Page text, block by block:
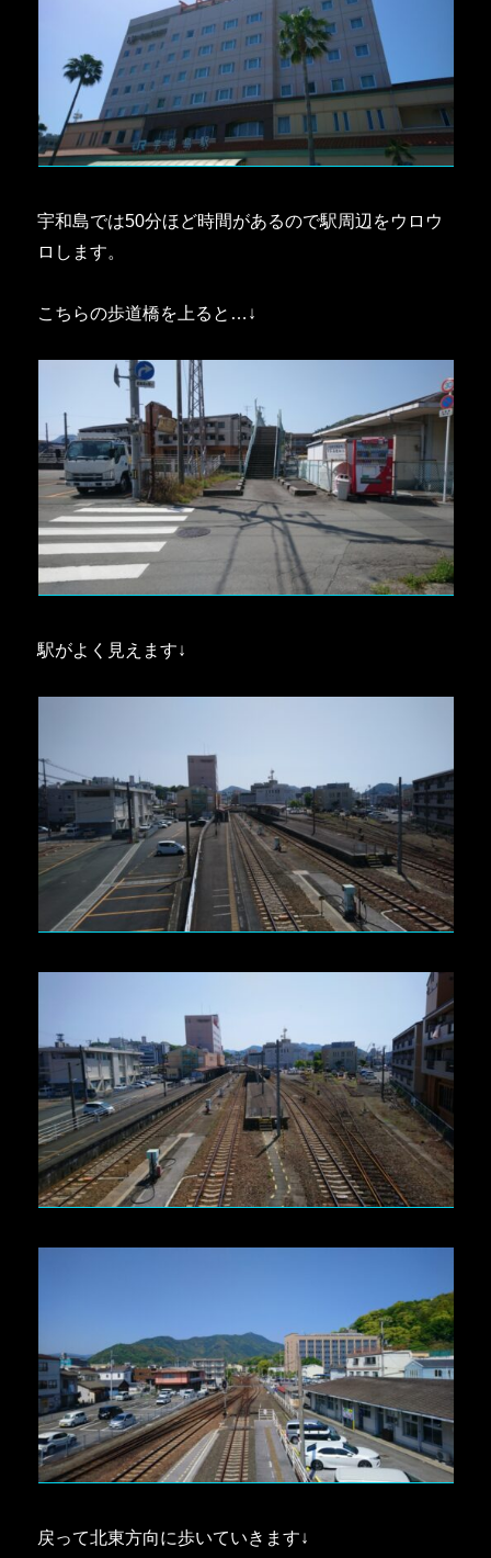
宇和島では50分ほど時間があるので駅周辺をウロウ
ロします。
こちらの歩道橋を上ると…↓
駅がよく見えます↓
戻って北東方向に歩いていきます↓